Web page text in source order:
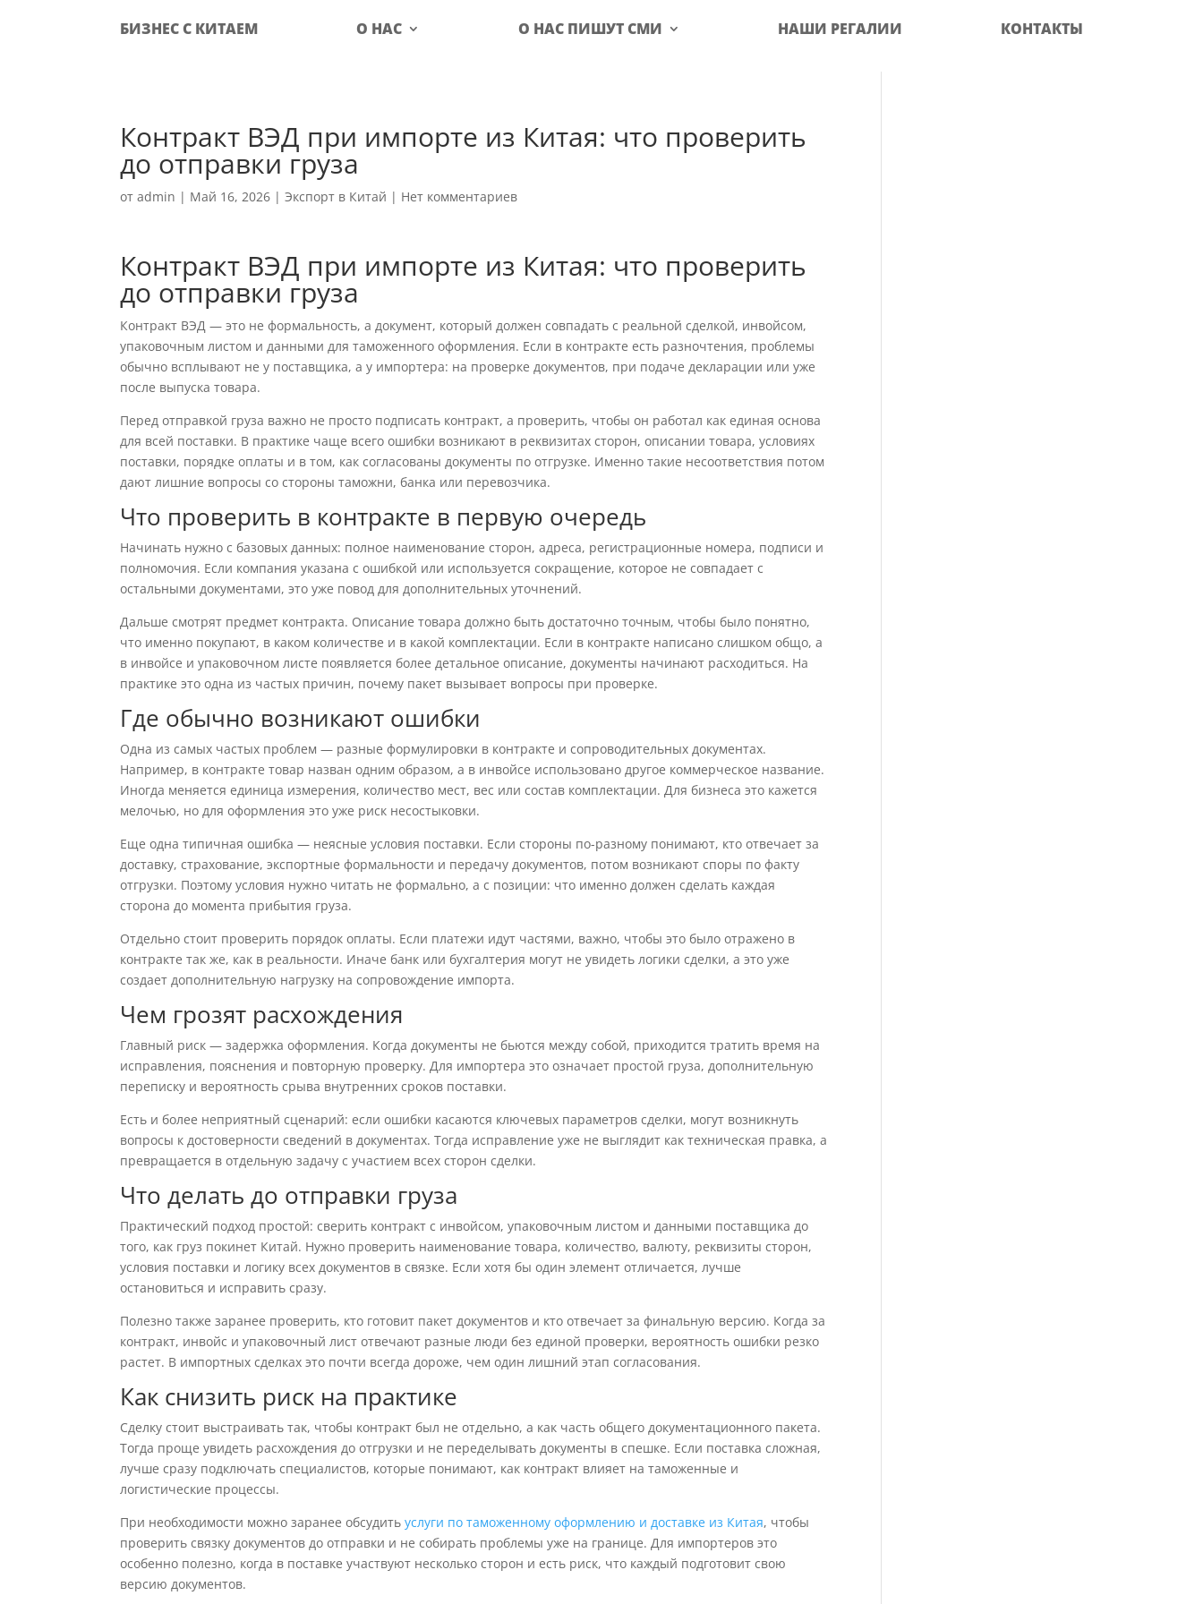
БИЗНЕС С КИТАЕМ О НАС О НАС ПИШУТ СМИ НАШИ РЕГАЛИИ КОНТАКТЫ
Контракт ВЭД при импорте из Китая: что проверить
до отправки груза
отadmin | Май 16, 2026 |Экспорт в Китай | Нет комментариев
Контракт ВЭД при импорте из Китая: что проверить
до отправки груза
Контракт ВЭД — это не формальность, а документ, который должен совпадать с реальной сделкой, инвойсом,
упаковочным листом и данными для таможенного оформления. Если в контракте есть разночтения, проблемы
обычно всплывают не у поставщика, а у импортера: на проверке документов, при подаче декларации или уже
после выпуска товара.
Перед отправкой груза важно не просто подписать контракт, а проверить, чтобы он работал как единая основа
для всей поставки. В практике чаще всего ошибки возникают в реквизитах сторон, описании товара, условиях
поставки, порядке оплаты и в том, как согласованы документы по отгрузке. Именно такие несоответствия потом
дают лишние вопросы со стороны таможни, банка или перевозчика.
Что проверить в контракте в первую очередь
Начинать нужно с базовых данных: полное наименование сторон, адреса, регистрационные номера, подписи и
полномочия. Если компания указана с ошибкой или используется сокращение, которое не совпадает с
остальными документами, это уже повод для дополнительных уточнений.
Дальше смотрят предмет контракта. Описание товара должно быть достаточно точным, чтобы было понятно,
что именно покупают, в каком количестве и в какой комплектации. Если в контракте написано слишком общо, а
в инвойсе и упаковочном листе появляется более детальное описание, документы начинают расходиться. На
практике это одна из частых причин, почему пакет вызывает вопросы при проверке.
Где обычно возникают ошибки
Одна из самых частых проблем — разные формулировки в контракте и сопроводительных документах.
Например, в контракте товар назван одним образом, а в инвойсе использовано другое коммерческое название.
Иногда меняется единица измерения, количество мест, вес или состав комплектации. Для бизнеса это кажется
мелочью, но для оформления это уже риск несостыковки.
Еще одна типичная ошибка — неясные условия поставки. Если стороны по-разному понимают, кто отвечает за
доставку, страхование, экспортные формальности и передачу документов, потом возникают споры по факту
отгрузки. Поэтому условия нужно читать не формально, а с позиции: что именно должен сделать каждая
сторона до момента прибытия груза.
Отдельно стоит проверить порядок оплаты. Если платежи идут частями, важно, чтобы это было отражено в
контракте так же, как в реальности. Иначе банк или бухгалтерия могут не увидеть логики сделки, а это уже
создает дополнительную нагрузку на сопровождение импорта.
Чем грозят расхождения
Главный риск — задержка оформления. Когда документы не бьются между собой, приходится тратить время на
исправления, пояснения и повторную проверку. Для импортера это означает простой груза, дополнительную
переписку и вероятность срыва внутренних сроков поставки.
Есть и более неприятный сценарий: если ошибки касаются ключевых параметров сделки, могут возникнуть
вопросы к достоверности сведений в документах. Тогда исправление уже не выглядит как техническая правка, а
превращается в отдельную задачу с участием всех сторон сделки.
Что делать до отправки груза
Практический подход простой: сверить контракт с инвойсом, упаковочным листом и данными поставщика до
того, как груз покинет Китай. Нужно проверить наименование товара, количество, валюту, реквизиты сторон,
условия поставки и логику всех документов в связке. Если хотя бы один элемент отличается, лучше
остановиться и исправить сразу.
Полезно также заранее проверить, кто готовит пакет документов и кто отвечает за финальную версию. Когда за
контракт, инвойс и упаковочный лист отвечают разные люди без единой проверки, вероятность ошибки резко
растет. В импортных сделках это почти всегда дороже, чем один лишний этап согласования.
Как снизить риск на практике
Сделку стоит выстраивать так, чтобы контракт был не отдельно, а как часть общего документационного пакета.
Тогда проще увидеть расхождения до отгрузки и не переделывать документы в спешке. Если поставка сложная,
лучше сразу подключать специалистов, которые понимают, как контракт влияет на таможенные и
логистические процессы.
При необходимости можно заранее обсудитьуслуги по таможенному оформлению и доставке из Китая, чтобы
проверить связку документов до отправки и не собирать проблемы уже на границе. Для импортеров это
особенно полезно, когда в поставке участвуют несколько сторон и есть риск, что каждый подготовит свою
версию документов.